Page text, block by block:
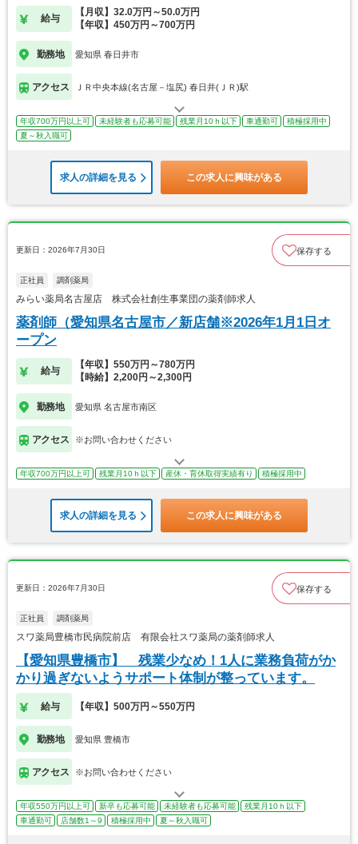
給与
【月収】32.0万円～50.0万円
【年収】450万円～700万円
勤務地 愛知県 春日井市
アクセス ＪＲ中央本線(名古屋－塩尻) 春日井(ＪＲ)駅
年収700万円以上可 未経験者も応募可能 残業月10ｈ以下 車通勤可
積極採用中
夏～秋入職可
求人の詳細を見る この求人に興味がある
更新日：2026年7月30日 保存する
正社員 調剤薬局
みらい薬局名古屋店 株式会社創生事業団の薬剤師求人
薬剤師（愛知県名古屋市／新店舗※2026年1月1日オ
ープン
給与
【年収】550万円～780万円
【時給】2,200円～2,300円
勤務地 愛知県 名古屋市南区
アクセス ※お問い合わせください
年収700万円以上可 残業月10ｈ以下 産休・育休取得実績有り 積極採用中
求人の詳細を見る この求人に興味がある
更新日：2026年7月30日 保存する
正社員 調剤薬局
スワ薬局豊橋市民病院前店 有限会社スワ薬局の薬剤師求人
【愛知県豊橋市】 残業少なめ！1人に業務負荷がか
かり過ぎないようサポート体制が整っています。
給与 【年収】500万円～550万円
勤務地 愛知県 豊橋市
アクセス ※お問い合わせください
年収550万円以上可 新卒も応募可能 未経験者も応募可能
残業月10ｈ以下
車通勤可
店舗数1～9 積極採用中 夏～秋入職可